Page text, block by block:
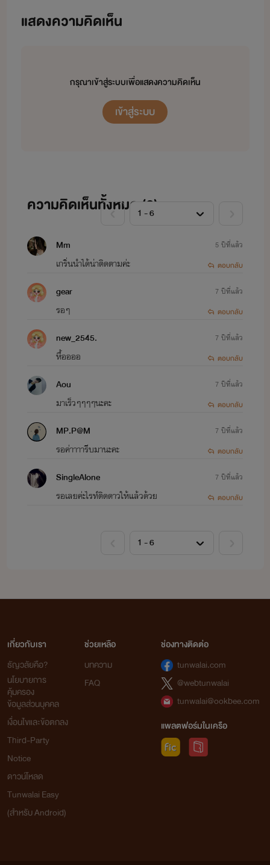
จะมีวายบ้างตามอารมณ์และความชื่นชอบในตัวนักแสดงวายที่ติดตามอยู่
ช่องทางการติดต่อเพิ่มเติมนะคะเข้าไปพูดคุยทวงถามนิยายได้ที่
แสดงความคิดเห็น
กรุณาเข้าสู่ระบบเพื่อแสดงความคิดเห็น
เข้าสู่ระบบ
ความคิดเห็นทั้งหมด (6)
Mm
เกริ่นนำได้น่าติดตามค่ะ
5 ปีที่แล้ว
ตอบกลับ
gear
รอๆ
7 ปีที่แล้ว
ตอบกลับ
new_2545.
หื้ออออ
7 ปีที่แล้ว
ตอบกลับ
Aou
มาเร็วๆๆๆๆนะคะ
7 ปีที่แล้ว
ตอบกลับ
MP.P@M
รอค่าาาารีบมานะคะ
7 ปีที่แล้ว
ตอบกลับ
SingleAlone
รอเลยค่ะไรท์ติดดาวให้แล้วด้วย
7 ปีที่แล้ว
ตอบกลับ
เกี่ยวกับเรา
ธัญวลัยคือ?
นโยบายการ
คุ้มครอง
ข้อมูลส่วนบุคคล
เงื่อนไขและข้อตกลง
Third-Party
Notice
ดาวน์โหลด
Tunwalai Easy
(สำหรับ Android)
ช่วยเหลือ
บทความ
FAQ
ช่องทางติดต่อ
tunwalai.com
@webtunwalai
tunwalai@ookbee.com
แพลตฟอร์มในเครือ